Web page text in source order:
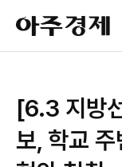
아
주
경
[6.3 지방
보, 학교 주